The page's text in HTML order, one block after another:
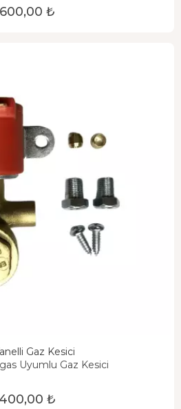
600,00 ₺
Gaz Kesici
Uyumlu Gaz Kesici
400,00 ₺